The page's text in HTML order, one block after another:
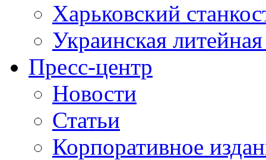
Харьковский
Украинская
Пресс-центр
Новости
Статьи
Корпоративное